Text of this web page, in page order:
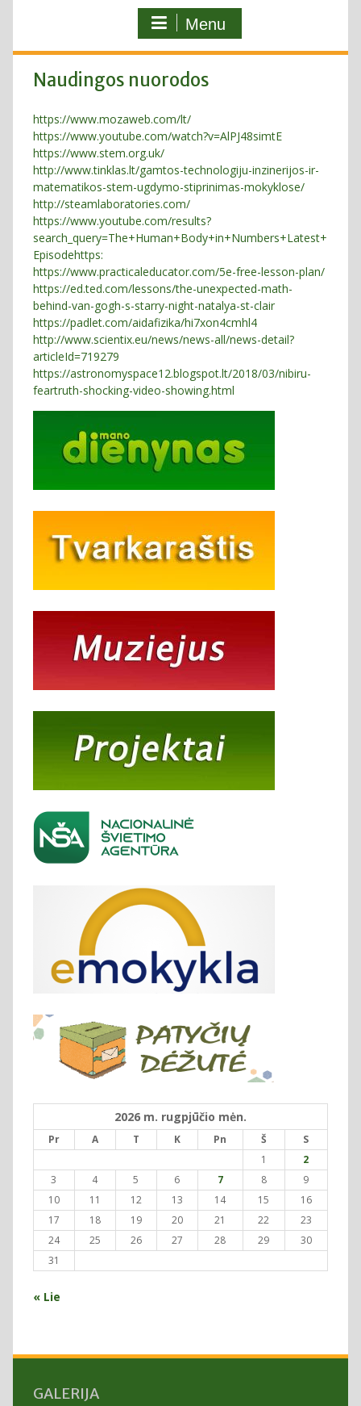
Menu
Naudingos nuorodos
https://www.mozaweb.com/lt/
https://www.youtube.com/watch?v=AlPJ48simtE
https://www.stem.org.uk/
http://www.tinklas.lt/gamtos-technologiju-inzinerijos-ir-
matematikos-stem-ugdymo-stiprinimas-mokyklose/
http://steamlaboratories.com/
https://www.youtube.com/results?
search_query=The+Human+Body+in+Numbers+Latest+
Episodehttps:
https://www.practicaleducator.com/5e-free-lesson-plan/
https://ed.ted.com/lessons/the-unexpected-math-
behind-van-gogh-s-starry-night-natalya-st-clair
https://padlet.com/aidafizika/hi7xon4cmhl4
http://www.scientix.eu/news/news-all/news-detail?
articleId=719279
https://astronomyspace12.blogspot.lt/2018/03/nibiru-
feartruth-shocking-video-showing.html
2026 m. rugpjūčio mėn.
Pr A T K Pn Š
S
1
2
3
4 5 6 7 8
9
10
11 12 13 14 15
16
17
18 19 20 21 22
23
24
25 26 27 28 29
30
31
« Lie
GALERIJA